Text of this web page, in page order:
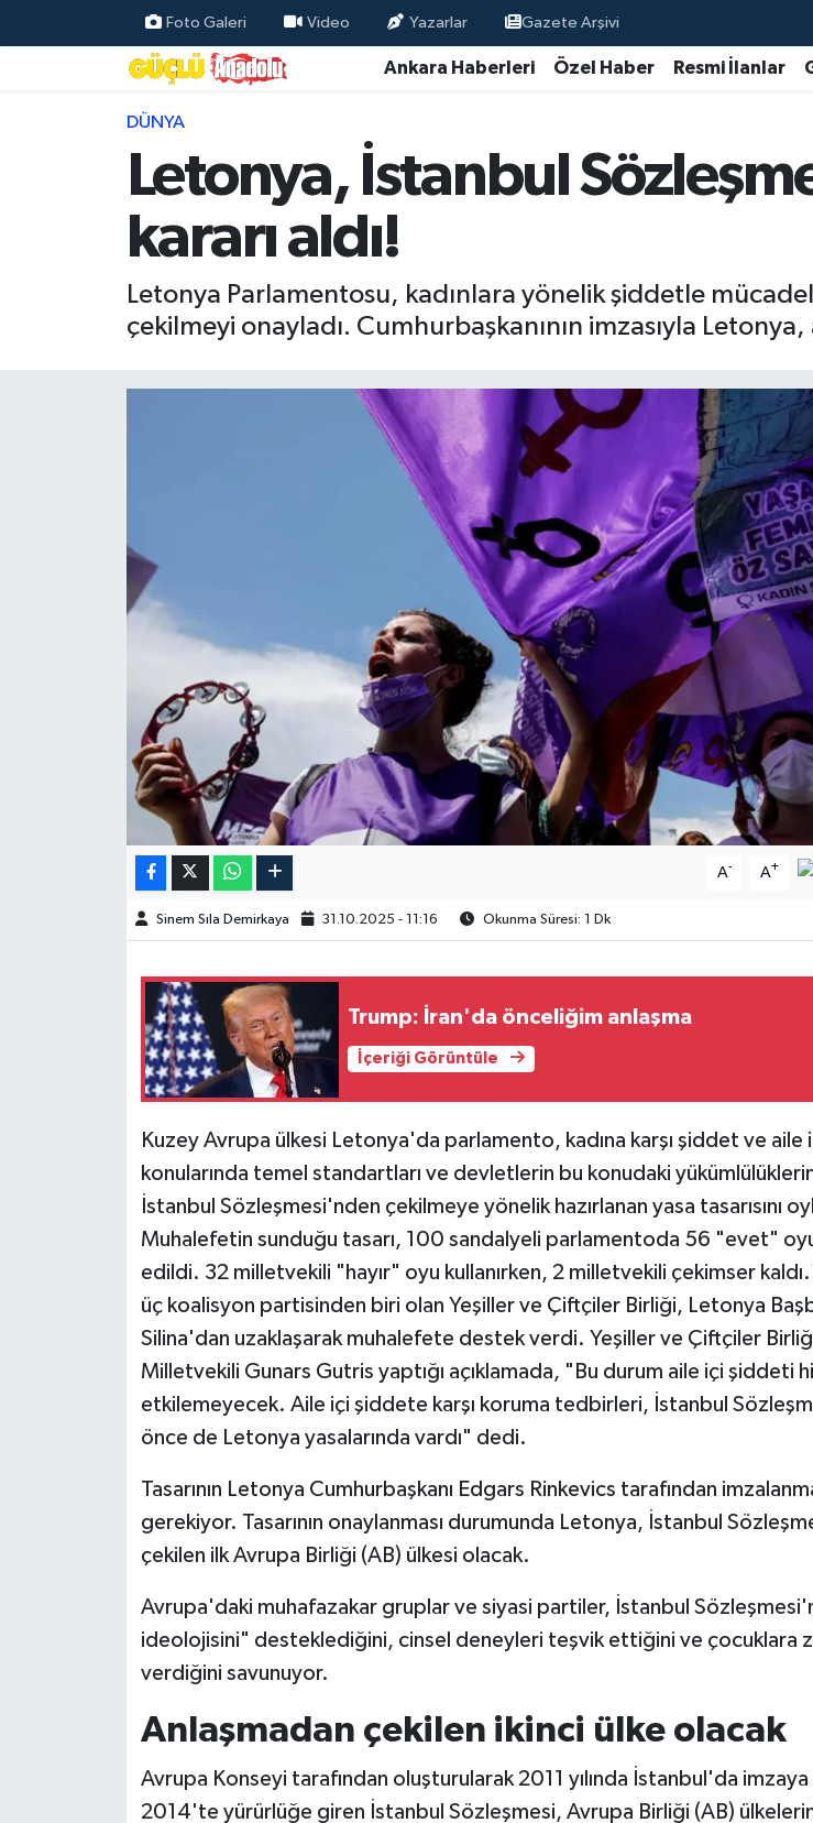
Foto Galeri Video Yazarlar Gazete Arşivi
Ankara Haberleri Özel Haber Resmi İlanlar
DÜNYA
Letonya, İstanbul
kararı aldı!
Letonya Parlamentosu, kadınlara yönelik şiddetle
çekilmeyi onayladı. Cumhurbaşkanının imzasıyla
A- A+
Sinem Sıla Demirkaya 31.10.2025 - 11:16 Okunma Süresi: 1 Dk
Trump: İran'da önceliğim anlaşma
İçeriği Görüntüle
Kuzey Avrupa ülkesi Letonya'da parlamento, kadına karşı şiddet ve aile
konularında temel standartları ve devletlerin bu konudaki
İstanbul Sözleşmesi'nden çekilmeye yönelik hazırlanan yasa tasarısını
Muhalefetin sunduğu tasarı, 100 sandalyeli parlamentoda 56 "evet"
edildi. 32 milletvekili "hayır" oyu kullanırken, 2 milletvekili çekimser
üç koalisyon partisinden biri olan Yeşiller ve Çiftçiler Birliği, Letonya
Silina'dan uzaklaşarak muhalefete destek verdi. Yeşiller ve Çiftçiler
Milletvekili Gunars Gutris yaptığı açıklamada, "Bu durum aile içi şiddeti
etkilemeyecek. Aile içi şiddete karşı koruma tedbirleri, İstanbul
önce de Letonya yasalarında vardı" dedi.
Tasarının Letonya Cumhurbaşkanı Edgars Rinkevics tarafından
gerekiyor. Tasarının onaylanması durumunda Letonya, İstanbul
çekilen ilk Avrupa Birliği (AB) ülkesi olacak.
Avrupa'daki muhafazakar gruplar ve siyasi partiler, İstanbul
ideolojisini" desteklediğini, cinsel deneyleri teşvik ettiğini ve çocuklara
verdiğini savunuyor.
Anlaşmadan çekilen ikinci ülke olacak
Avrupa Konseyi tarafından oluşturularak 2011 yılında İstanbul'da imzaya
2014'te yürürlüğe giren İstanbul Sözleşmesi, Avrupa Birliği (AB)
Özel Haber
Resmi İlanlar
Gündem
Burç Yorumları
Hava Durumu
Kim kimdir?
Kültür Sanat
Televizyon
Yaşam-Çevre